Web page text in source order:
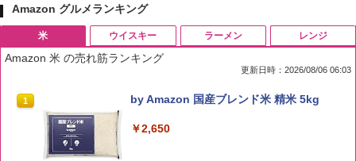
Amazon グルメランキング
米
Amazon 米 の売れ筋ランキング
更新日時：2026/08/06 06:03
1 by Amazon 国産ブレンド米 精米 5kg
￥2,650
ウイスキー ラーメン レンジ